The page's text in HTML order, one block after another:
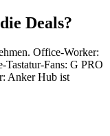
Deals?
Office-Worker:
Tastatur-Fans: G PRO
Anker Hub ist